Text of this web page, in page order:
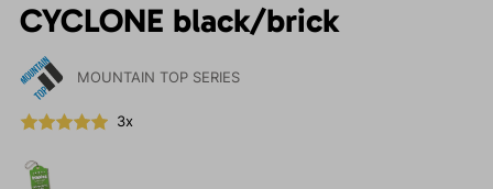
CYCLONE black/brick
MOUNTAIN TOP SERIES
3x